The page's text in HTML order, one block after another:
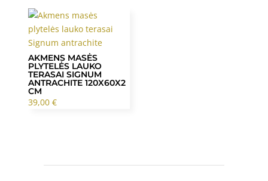
AKMENS MASĖS
PLYTELĖS LAUKO
TERASAI SIGNUM
ANTRACHITE 120X60X2
CM
39,00 €